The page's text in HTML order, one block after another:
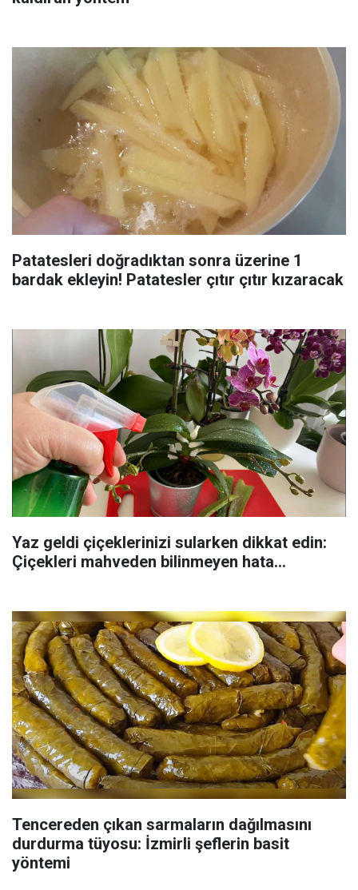
Patatesleri doğradıktan sonra üzerine 1
bardak ekleyin! Patatesler çıtır çıtır kızaracak
Yaz geldi çiçeklerinizi sularken dikkat edin:
Çiçekleri mahveden bilinmeyen hata...
Tencereden çıkan sarmaların dağılmasını
durdurma tüyosu: İzmirli şeflerin basit
yöntemi